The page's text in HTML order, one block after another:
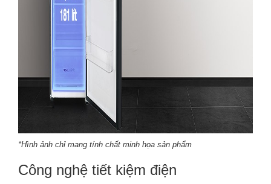
*Hình ảnh chỉ mang tính chất minh họa sản phẩm
Công nghệ tiết kiệm điện